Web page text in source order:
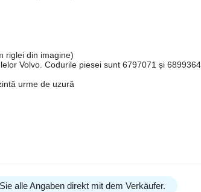
riglei din imagine)
Volvo. Codurile piesei sunt 6797071 și
urme de uzură
alle Angaben direkt mit dem Verkäufer.